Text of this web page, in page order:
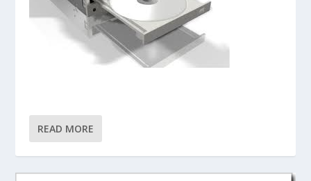
READ MORE